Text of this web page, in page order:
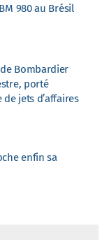
980 au Brésil
Bombardier
porté
jets d’affaires
enfin sa